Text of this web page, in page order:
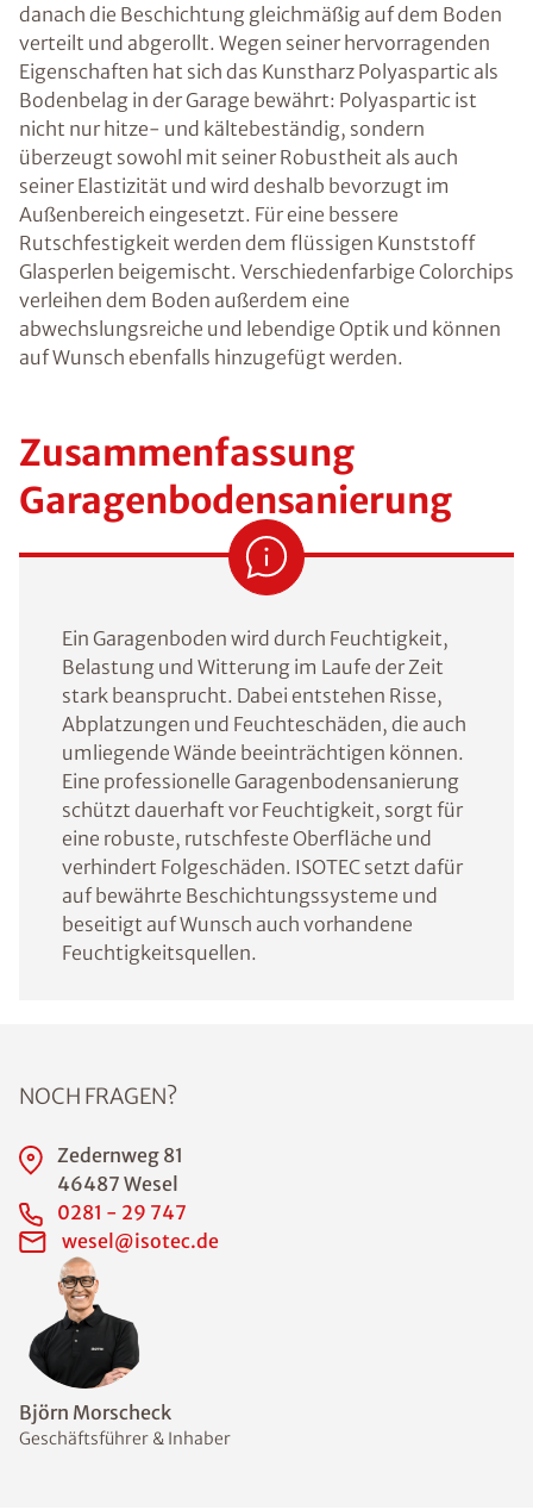
danach die Beschichtung gleichmäßig auf dem Boden
verteilt und abgerollt. Wegen seiner hervorragenden
Eigenschaften hat sich das Kunstharz Polyaspartic als
Bodenbelag in der Garage bewährt: Polyaspartic ist
nicht nur hitze- und kältebeständig, sondern
überzeugt sowohl mit seiner Robustheit als auch
seiner Elastizität und wird deshalb bevorzugt im
Außenbereich eingesetzt. Für eine bessere
Rutschfestigkeit werden dem flüssigen Kunststoff
Glasperlen beigemischt. Verschiedenfarbige Colorchips
verleihen dem Boden außerdem eine
abwechslungsreiche und lebendige Optik und können
auf Wunsch ebenfalls hinzugefügt werden.
Zusammenfassung
Garagenbodensanierung
Ein Garagenboden wird durch Feuchtigkeit,
Belastung und Witterung im Laufe der Zeit
stark beansprucht. Dabei entstehen Risse,
Abplatzungen und Feuchteschäden, die auch
umliegende Wände beeinträchtigen können.
Eine professionelle Garagenbodensanierung
schützt dauerhaft vor Feuchtigkeit, sorgt für
eine robuste, rutschfeste Oberfläche und
verhindert Folgeschäden. ISOTEC setzt dafür
auf bewährte Beschichtungssysteme und
beseitigt auf Wunsch auch vorhandene
Feuchtigkeitsquellen.
Björn Morscheck
Geschäftsführer & Inhaber
NOCH FRAGEN?
Zedernweg 81
46487 Wesel
0281 - 29 747
wesel@isotec.de